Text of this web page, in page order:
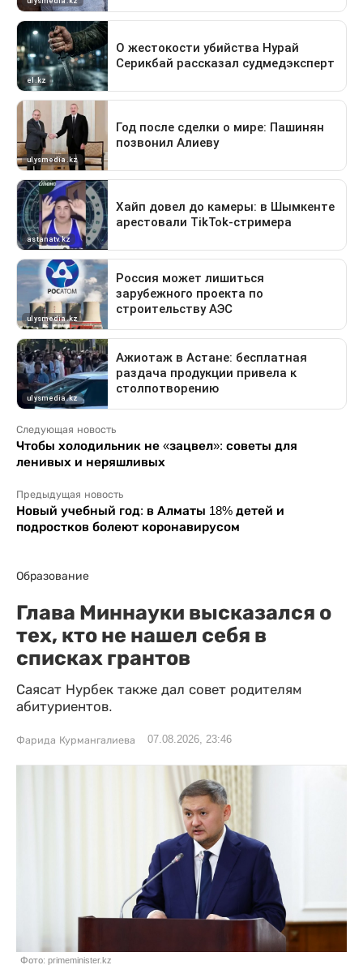
Следующая новость
Чтобы холодильник не «зацвел»: советы для
ленивых и неряшливых
Предыдущая новость
Новый учебный год: в Алматы 18% детей и
подростков болеют коронавирусом
Образование
Глава Миннауки высказался о
тех, кто не нашел себя в
списках грантов
Саясат Нурбек также дал совет родителям
абитуриентов.
Фарида Курмангалиева 07.08.2026, 23:46
Фото: primeminister.kz